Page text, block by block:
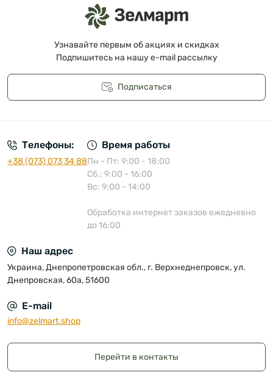
Узнавайте первым об акциях и скидках
Подпишитесь на нашу e-mail рассылку
Подписаться
Телефоны:
+38 (073) 073 34 88
Время работы
Пн - Пт: 9:00 - 18:00
Сб.: 9:00 - 16:00
Вс: 9:00 - 14:00
Обработка интернет заказов ежедневно
до 16:00
Наш адрес
Украина, Днепропетровская обл., г. Верхнеднепровск, ул.
Днепровская, 60а, 51600
E-mail
info@zelmart.shop
Перейти в контакты